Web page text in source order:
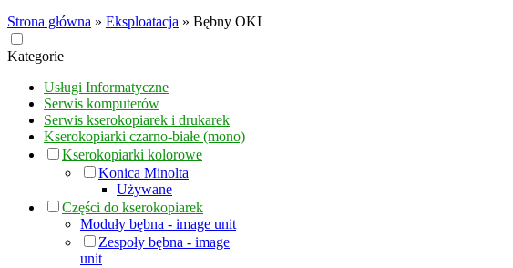
Strona główna » Eksploatacja » Bębny OKI
Kategorie
Usługi Informatyczne
Serwis komputerów
Serwis kserokopiarek i drukarek
Kserokopiarki czarno-białe (mono)
Kserokopiarki kolorowe
Konica Minolta
Używane
Części do kserokopiarek
Moduły bębna - image unit
Zespoły bębna - image
unit